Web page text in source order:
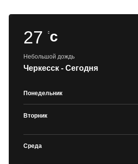
27 c
Небольшой дождь
Черкесск - Сегодня
Понедельник
Вторник
Среда